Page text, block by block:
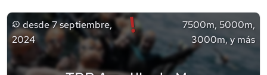
desde7 septiembre,
2024
!
7500m, 5000m,
3000m, y más